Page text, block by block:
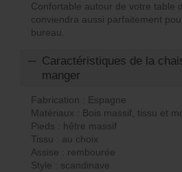
Confortable autour de votre table
conviendra aussi parfaitement
bureau.
Caractéristiques de la
manger
Fabrication : Espagne
Matériaux : Bois massif, tissu et
Pieds : hêtre massif
Tissu : au choix
Assise : rembourée
Style : scandinave